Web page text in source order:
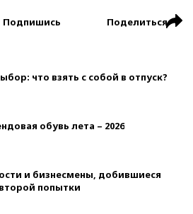
Подпишись Поделиться
что взять с собой в отпуск?
обувь лета – 2026
и бизнесмены, добившиеся
попытки